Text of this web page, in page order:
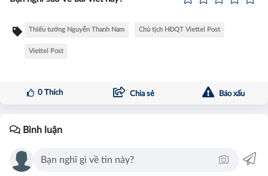
Thiếu tướng Nguyễn Thanh Nam Chủ tịch HĐQT Viettel Post
Viettel Post
0Thích Chia sẻ Báo xấu
Bình luận